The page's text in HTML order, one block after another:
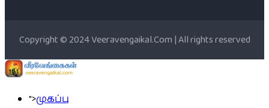
Copyright © 2024 Veeravengaikal.Com | All rights reserved
">முகப்பு